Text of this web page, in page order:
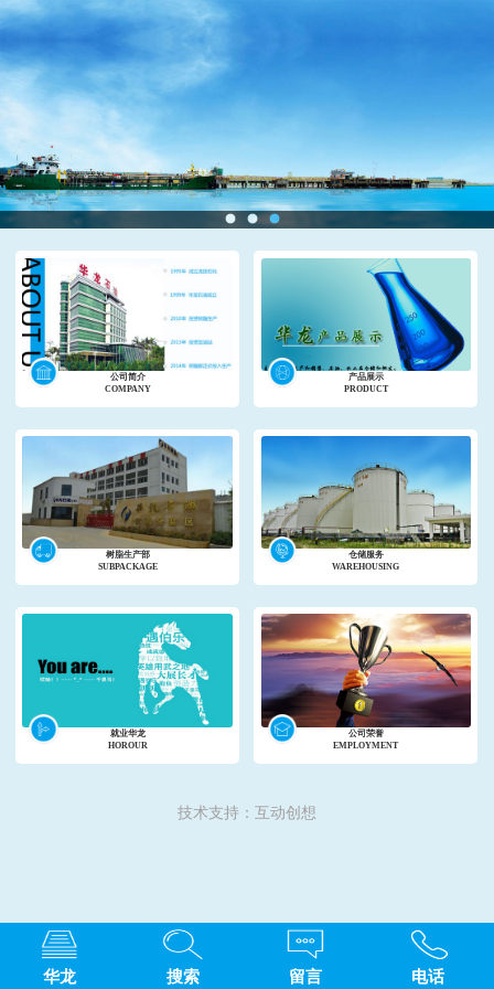
公司简介
COMPANY
产品展示
PRODUCT
树脂生产部
SUBPACKAGE
仓储服务
WAREHOUSING
就业华龙
HOROUR
公司荣誉
EMPLOYMENT
技术支持：互动创想
华龙 搜索 留言 电话